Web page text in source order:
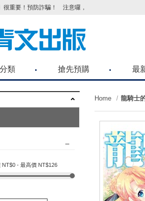
很重要！預防詐騙！ 注意囉，不要被騙了！請各位
類 搶先預購 最
NT$0 - 最高價 NT$126
Home 龍騎士